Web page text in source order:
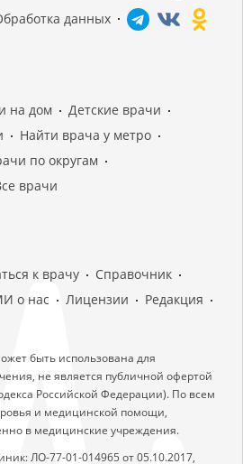
данных
на дом
Детские врачи
Найти врача у метро
по округам
врачи
к врачу
Справочник
о нас Лицензии
Редакция
быть использована для
не является публичной офертой
Российской Федерации). По всем
и медицинской помощи,
в медицинские учреждения.
ЛО-77-01-014965 от 05.10.2017,